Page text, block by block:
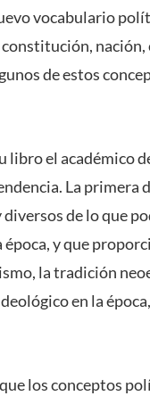
vocabulario
de estos
libro el académico
La primera
de lo que
y que
la tradición
en la
los conceptos